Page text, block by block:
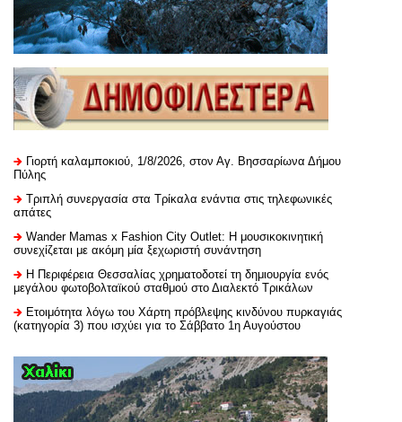
Γιορτή καλαμποκιού, 1/8/2026, στον Αγ. Βησσαρίωνα Δήμου
Πύλης
Τριπλή συνεργασία στα Τρίκαλα ενάντια στις τηλεφωνικές
απάτες
Wander Mamas x Fashion City Outlet: Η μουσικοκινητική
συνεχίζεται με ακόμη μία ξεχωριστή συνάντηση
H Περιφέρεια Θεσσαλίας χρηματοδοτεί τη δημιουργία ενός
μεγάλου φωτοβολταϊκού σταθμού στο Διαλεκτό Τρικάλων
Ετοιμότητα λόγω του Χάρτη πρόβλεψης κινδύνου πυρκαγιάς
(κατηγορία 3) που ισχύει για το Σάββατο 1η Αυγούστου